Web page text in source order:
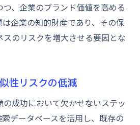
、企業のブランド価値を高める
企業の知的財産であり、その保
のリスクを増大させる要因とな
性リスクの低減
成功において欠かせないステッ
データベースを活用し、既存の